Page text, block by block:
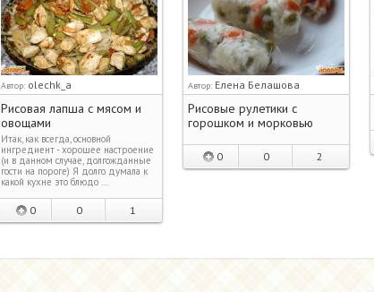
Автор: olechk_a
Рисовая лапша с мясом и
овощами
Итак, как всегда, основной
ингредиент - хорошее настроение
(и в данном случае, долгожданные
гости на пороге) Я долго думала к
какой кухне это блюдо …
0 0 1
Автор: Елена Белашова
Рисовые рулетики с
горошком и морковью
0 0 2